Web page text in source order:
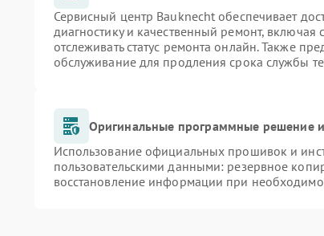
Сервисный центр Bauknecht обеспечивает
диагностику и качественный ремонт,
отслеживать статус ремонта онлайн. Также
обслуживание для продления срока службы
Оригинальные программные решение
Использование официальных прошивок и
пользовательскими данными: резервное
восстановление информации при